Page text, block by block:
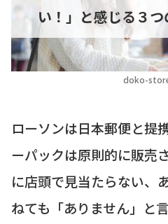
doko-
い！」と感じる３
ローソンは日本郵便と提
ーパックは原則的に販売
に店頭で見当たらない、
ねても「ありません」と